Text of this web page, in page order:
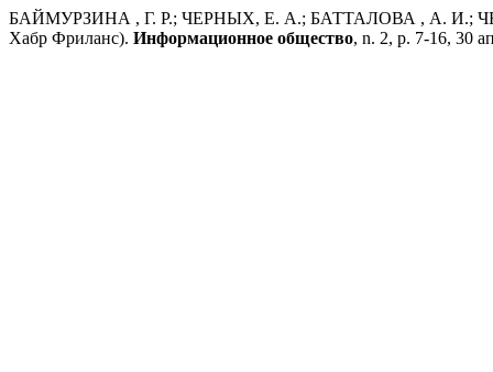
БАЙМУРЗИНА , Г. Р.; ЧЕРНЫХ, Е. А.; БАТТАЛОВА , А. И.;
Хабр Фриланс). Информационное общество, n. 2, p. 7-16, 30